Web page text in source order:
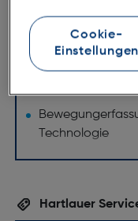
Maus
Technologie
Hartlauer
Cookie-
Einstellungen